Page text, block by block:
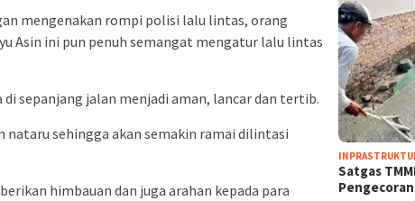
mengenakan rompi polisi lalu lintas, orang
Asin ini pun penuh semangat mengatur lalu lintas
sepanjang jalan menjadi aman, lancar dan tertib.
nataru sehingga akan semakin ramai dilintasi
himbauan dan juga arahan kepada para
Satgas